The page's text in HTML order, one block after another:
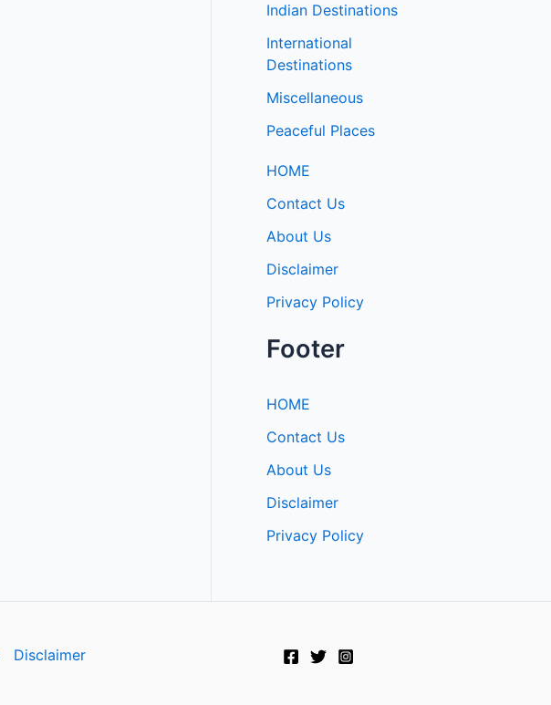
Indian Destinations
International
Destinations
Miscellaneous
Peaceful Places
HOME
Contact Us
About Us
Disclaimer
Privacy Policy
Footer
HOME
Contact Us
About Us
Disclaimer
Privacy Policy
Disclaimer